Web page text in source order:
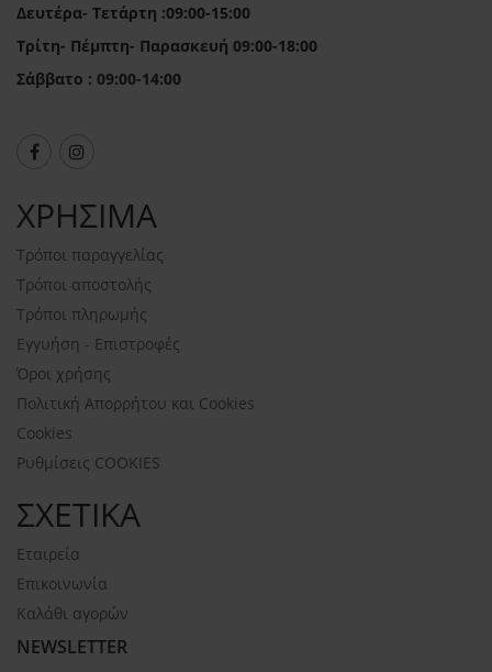
Δευτέρα- Τετάρτη :09:00-15:00
Τρίτη- Πέμπτη- Παρασκευή 09:00-18:00
Σάββατο : 09:00-14:00
ΧΡΗΣΙΜΑ
Τρόποι παραγγελίας
Τρόποι αποστολής
Τρόποι πληρωμής
Εγγυήση - Επιστροφές
Όροι χρήσης
Πολιτική Απορρήτου και Cookies
Cookies
Ρυθμίσεις COOKIES
ΣΧΕΤΙΚΑ
Εταιρεία
Επικοινωνία
Καλάθι αγορών
NEWSLETTER